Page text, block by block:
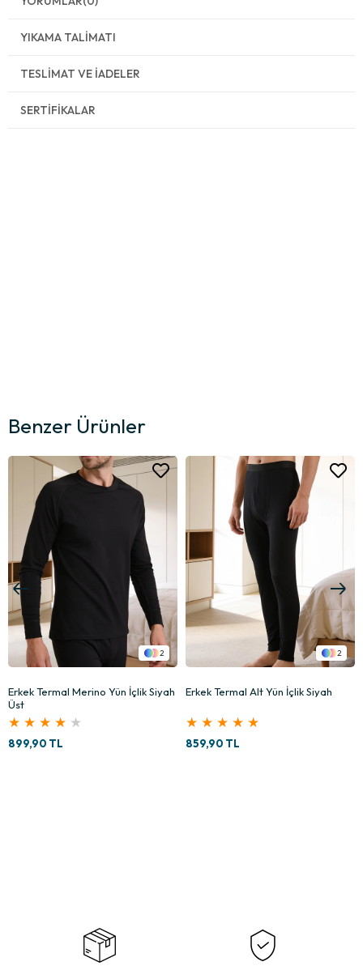
YIKAMA TALIMATI
TESLIMAT VE İADELER
SERTIFIKALAR
Benzer Ürünler
2
Erkek Termal Merino Yün İçlik Siyah
Üst
★ ★ ★ ★ ★
899,90 TL
2
Erkek Termal Alt Yün İçlik Siyah
★ ★ ★ ★ ★
859,90 TL